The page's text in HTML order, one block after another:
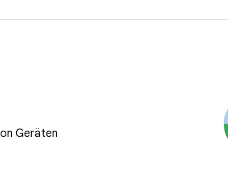
Geräten